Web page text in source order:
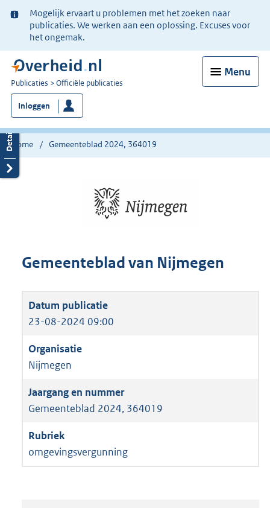
Ter
informatie:
Mogelijk ervaart u problemen met het zoeken naar
publicaties. We werken aan een oplossing. Excuses voor
het ongemak.
Menu
U
bent
nu
hier:
Publicaties Officiële publicaties
Inloggen
Home Gemeenteblad 2024, 364019
Gemeenteblad van Nijmegen
23-08-2024 09:00
Nijmegen
Gemeenteblad 2024, 364019
omgevingsvergunning